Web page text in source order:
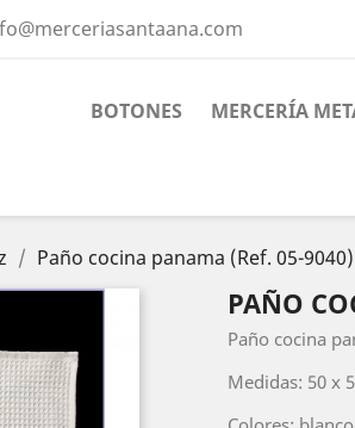
BOTONES MERCERÍA
Paño cocina panama (Ref. 05-9040)
PAÑO
Paño cocina
Medidas: 50 x